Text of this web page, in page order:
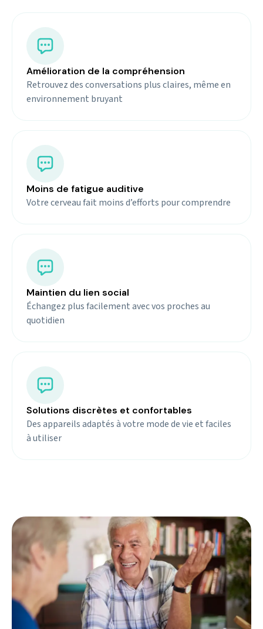
Amélioration de la compréhension
Retrouvez des conversations plus claires, même en
environnement bruyant
Moins de fatigue auditive
Votre cerveau fait moins d’efforts pour comprendre
Maintien du lien social
Échangez plus facilement avec vos proches au
quotidien
Solutions discrètes et confortables
Des appareils adaptés à votre mode de vie et faciles
à utiliser